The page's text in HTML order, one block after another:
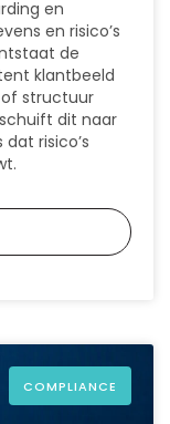
en
en risico’s
de
klantbeeld
structuur
dit naar
risico’s
COMPLIANCE